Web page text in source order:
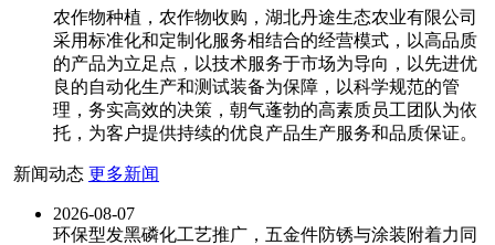
农作物种植，农作物收购，湖北丹途生态农业有限公司
采用标准化和定制化服务相结合的经营模式，以高品质
的产品为立足点，以技术服务于市场为导向，以先进优
良的自动化生产和测试装备为保障，以科学规范的管
理，务实高效的决策，朝气蓬勃的高素质员工团队为依
托，为客户提供持续的优良产品生产服务和品质保证。
新闻动态 更多新闻
2026-08-07
环保型发黑磷化工艺推广，五金件防锈与涂装附着力同